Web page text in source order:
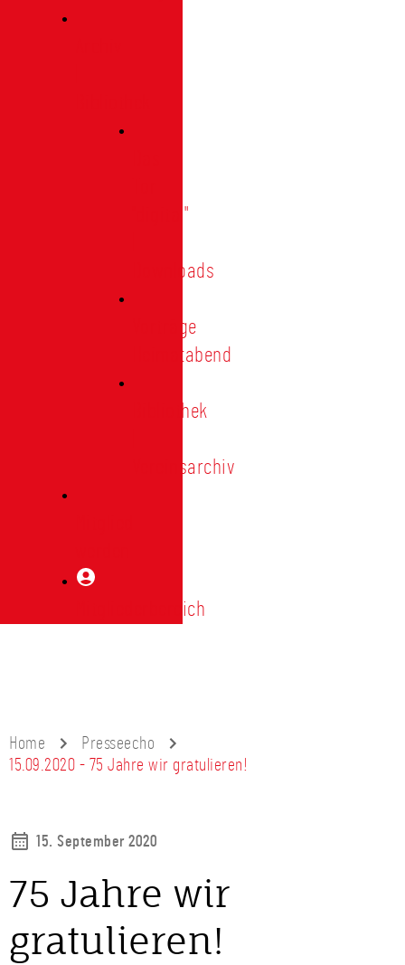
"digital"
Downloads
Vorträge
Heimatabend
Bibliothek
Vereinsarchiv
Mitgliederbereich
Home
Presseecho
15.09.2020 - 75 Jahre wir gratulieren!
15. September 2020
75 Jahre wir
gratulieren!